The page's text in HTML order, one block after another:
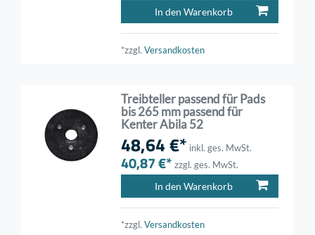
In den Warenkorb
*zzgl.Versandkosten
Treibteller passend für Pads
bis 265 mm passend für
Kenter Abila 52
48,64 €* inkl. ges. MwSt.
40,87 €* zzgl. ges. MwSt.
In den Warenkorb
*zzgl.Versandkosten